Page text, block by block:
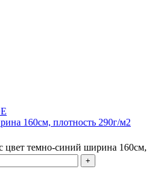
160см, плотность 290г/м2
цвет темно-синий ширина 160см,